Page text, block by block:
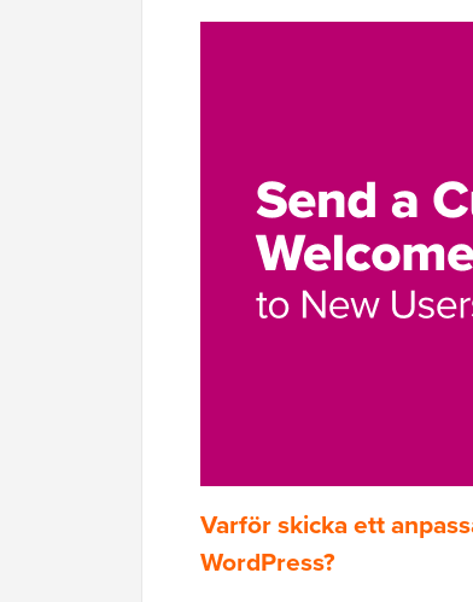
Varför skicka ett
WordPress?